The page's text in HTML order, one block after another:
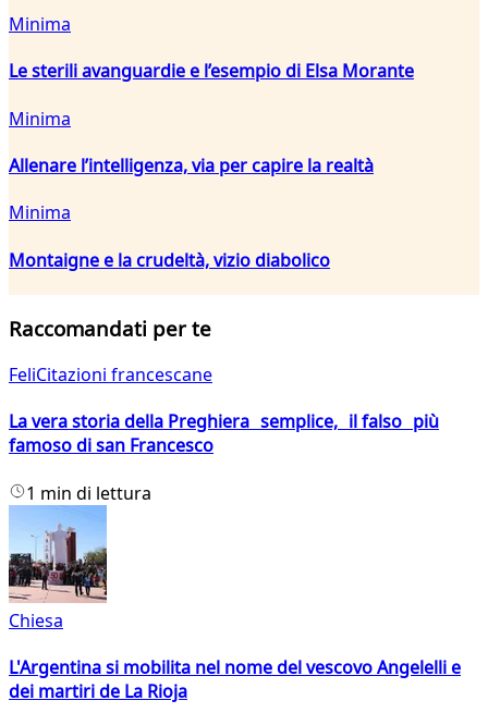
Minima
Le sterili avanguardie e l’esempio di Elsa Morante
Minima
Allenare l’intelligenza, via per capire la realtà
Minima
Montaigne e la crudeltà, vizio diabolico
Raccomandati per te
FeliCitazioni francescane
La vera storia della Preghiera semplice, il falso più
famoso di san Francesco
1 min di lettura
Chiesa
L'Argentina si mobilita nel nome del vescovo Angelelli e
dei martiri de La Rioja